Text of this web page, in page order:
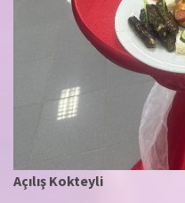
Açılış Kokteyli